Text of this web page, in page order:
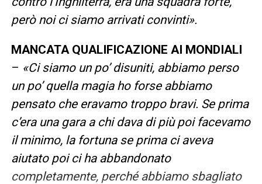
però noi ci siamo arrivati convinti».
MANCATA QUALIFICAZIONE AI MONDIALI
– «Ci siamo un po’ disuniti, abbiamo perso
un po’ quella magia ho forse abbiamo
pensato che eravamo troppo bravi. Se prima
c’era una gara a chi dava di più poi facevamo
il minimo, la fortuna se prima ci aveva
aiutato poi ci ha abbandonato
completamente, perché abbiamo sbagliato